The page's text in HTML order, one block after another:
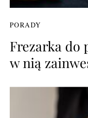
PORADY
Frezarka do
w nią